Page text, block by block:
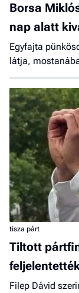
Borsa
nap alatt
Egyfajta
látja,
tisza párt
Tiltott
Filep Dávid